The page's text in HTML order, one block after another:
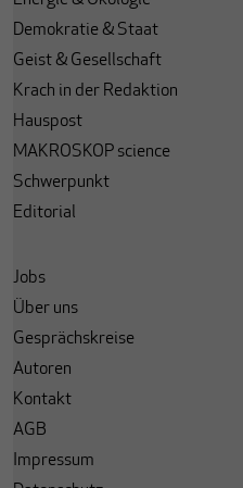
Demokratie & Staat
Geist & Gesellschaft
Krach in der Redaktion
Hauspost
MAKROSKOP science
Schwerpunkt
Editorial
Jobs
Über uns
Gesprächskreise
Autoren
Kontakt
AGB
Impressum